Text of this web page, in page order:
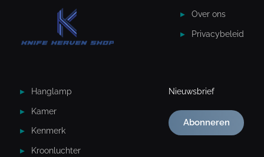
Over ons
Privacybeleid
Hanglamp
Kamer
Kenmerk
Kroonluchter
Nieuwsbrief
Abonneren